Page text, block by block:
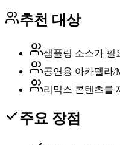
추천 대상
샘플링 소스가 필
공연용 아카펠라/
리믹스 콘텐츠를
주요 장점